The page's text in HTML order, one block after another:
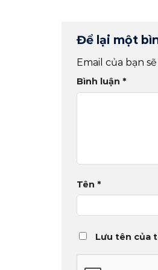
Để lại một
Email của bạn
Bình luận *
Tên *
Lưu tên của